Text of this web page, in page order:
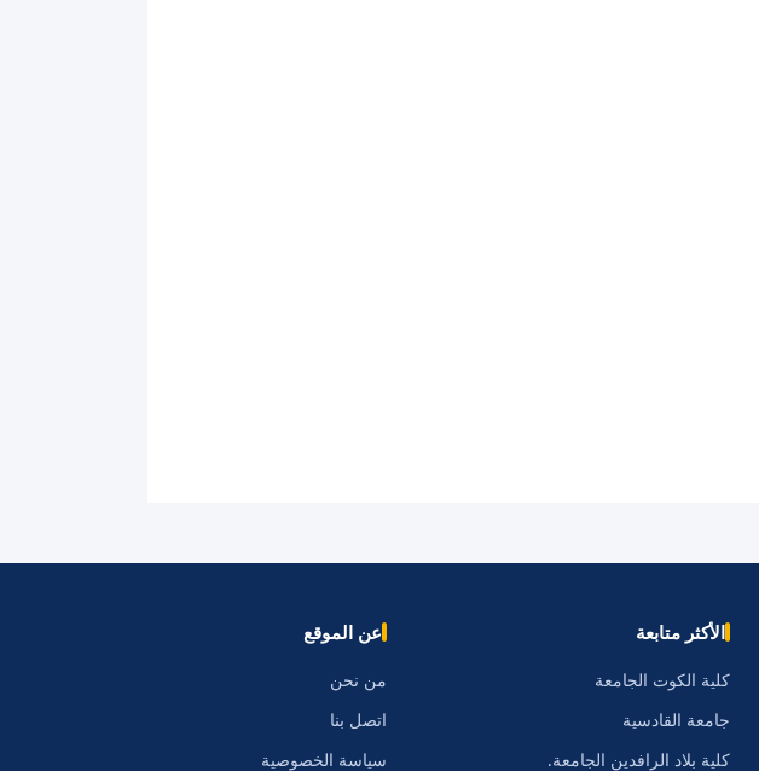
الأكثر متابعة
كلية الكوت الجامعة
جامعة القادسية
كلية بلاد الرافدين الجامعة.
عن الموقع
من نحن
اتصل بنا
سياسة الخصوصية